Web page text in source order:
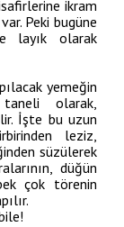
ikram
Peki bugüne
layık olarak
yemeğin
olarak,
İşte bu uzun
leziz,
süzülerek
düğün
çok törenin